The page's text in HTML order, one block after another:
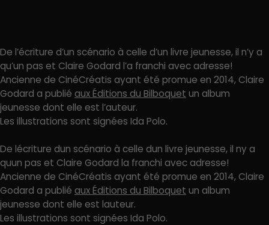
De l’écriture d’un scénario à celle d’un livre jeunesse, il n’y a
qu’un pas et Claire Godard l’a franchi avec adresse!
Ancienne de CinéCréatis ayant été promue en 2014, Claire
Godard a publié aux Éditions du Bilboquet un album
jeunesse dont elle est l’auteur.
Les illustrations sont signées Ida Polo.
De lécriture dun scénario à celle dun livre jeunesse, il ny a
quun pas et Claire Godard la franchi avec adresse!
Ancienne de CinéCréatis ayant été promue en 2014, Claire
Godard a publié aux Éditions du Bilboquet un album
jeunesse dont elle est lauteur.
Les illustrations sont signées Ida Polo.